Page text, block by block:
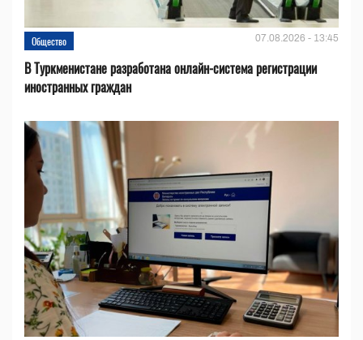
Общество 07.08.2026 - 13:45
В Туркменистане разработана онлайн-система регистрации
иностранных граждан